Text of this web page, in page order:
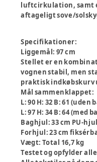
luftcirkulation, samt
aftageligt sove/
Specifikationer:
Liggemål: 97 cm
Stellet er en
vognen stabil, men
praktisk indkøbskurv
Mål sammenklappet:
L: 90 H: 32 B: 61 (uden
L: 97 H: 34 B: 64 (med
Baghjul: 33 cm PU-
Forhjul: 23 cm
Vægt: Total 16,7 kg
Testet og opfylder alle